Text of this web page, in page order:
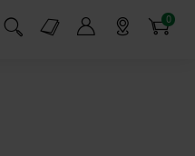
Suchfeld einblenden
Markt-Angebote 0
Artikel